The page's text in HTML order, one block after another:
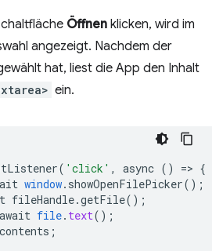
Öffnen klicken, wird im
angezeigt. Nachdem der
hat, liest die App den Inhalt
ein.
( 'click' , async () => {
window. showOpenFilePicker();
fileHandle.getFile();
await file. text();
contents ;